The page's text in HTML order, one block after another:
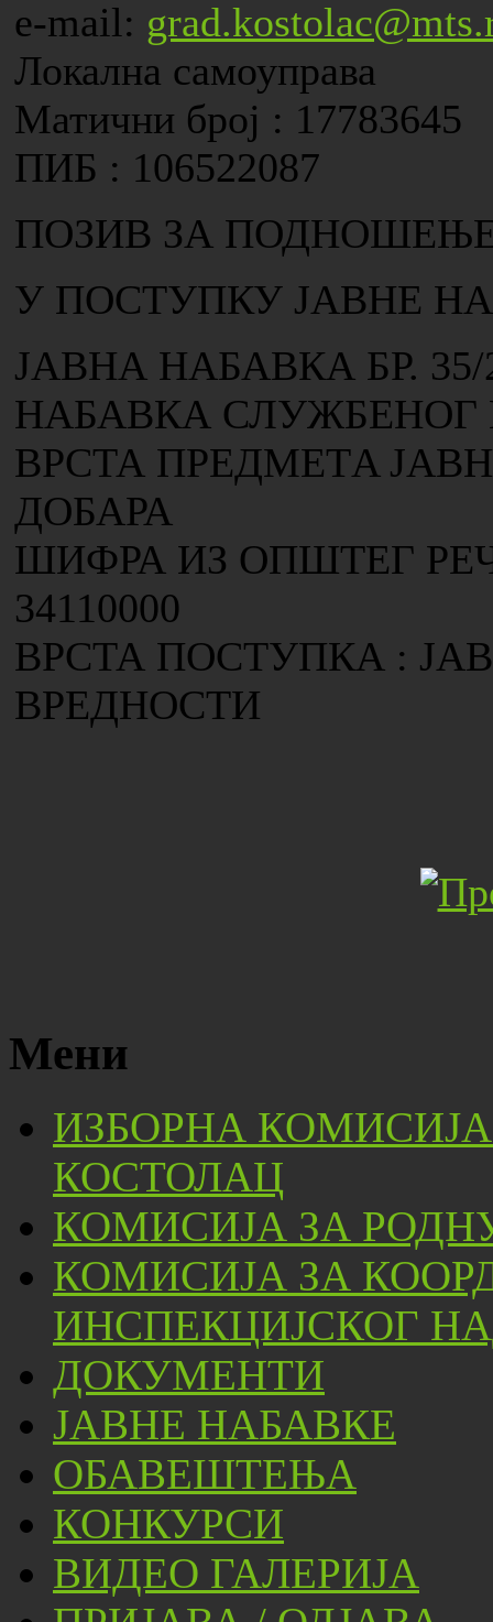
e-mail:
Локална самоуправа
Матични број : 17783645
ПИБ : 106522087
ПОЗИВ ЗА
У ПОСТУПКУ ЈАВНЕ
ЈАВНА НАБАВКА БР. 35/
НАБАВКА СЛУЖБЕНОГ
ВРСТА ПРЕДМЕТA
ДОБАРА
ШИФРА ИЗ ОПШТЕГ
34110000
ВРСТА ПОСТУПКА :
ВРЕДНОСТИ
Мени
ИЗБОРНА
КОСТОЛАЦ
КОМИСИЈА ЗА
КОМИСИЈА ЗА
ИНСПЕКЦИЈСКОГ
ДОКУМЕНТИ
ЈАВНЕ НАБАВКЕ
ОБАВЕШТЕЊА
КОНКУРСИ
ВИДЕО ГАЛЕРИЈА